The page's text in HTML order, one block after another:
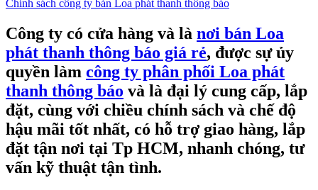
Chính sách công ty bán Loa phát thanh thông báo
Công ty có cửa hàng và là nơi bán Loa
phát thanh thông báo giá rẻ, được sự ủy
quyền làm công ty phân phối Loa phát
thanh thông báo và là đại lý cung cấp, lắp
đặt, cùng với chiều chính sách và chế độ
hậu mãi tốt nhất, có hỗ trợ giao hàng, lắp
đặt tận nơi tại Tp HCM, nhanh chóng, tư
vấn kỹ thuật tận tình.